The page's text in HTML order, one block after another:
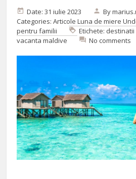
Date: 31 iulie 2023 By
Categories:Articole Luna de miere
pentru familii
Etichete: destinatii
vacanta maldive
No comments